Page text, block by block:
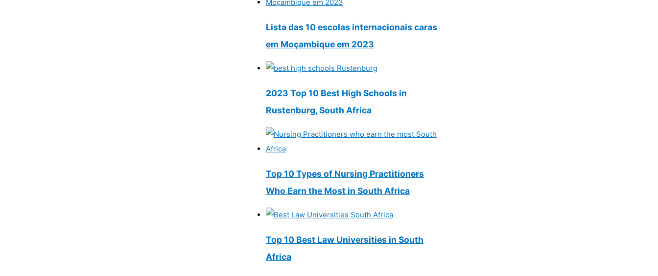
Lista das 10 escolas internacionais caras
em Moçambique em 2023
2023 Top 10 Best High Schools in
Rustenburg, South Africa
Top 10 Types of Nursing Practitioners
Who Earn the Most in South Africa
Top 10 Best Law Universities in South
Africa